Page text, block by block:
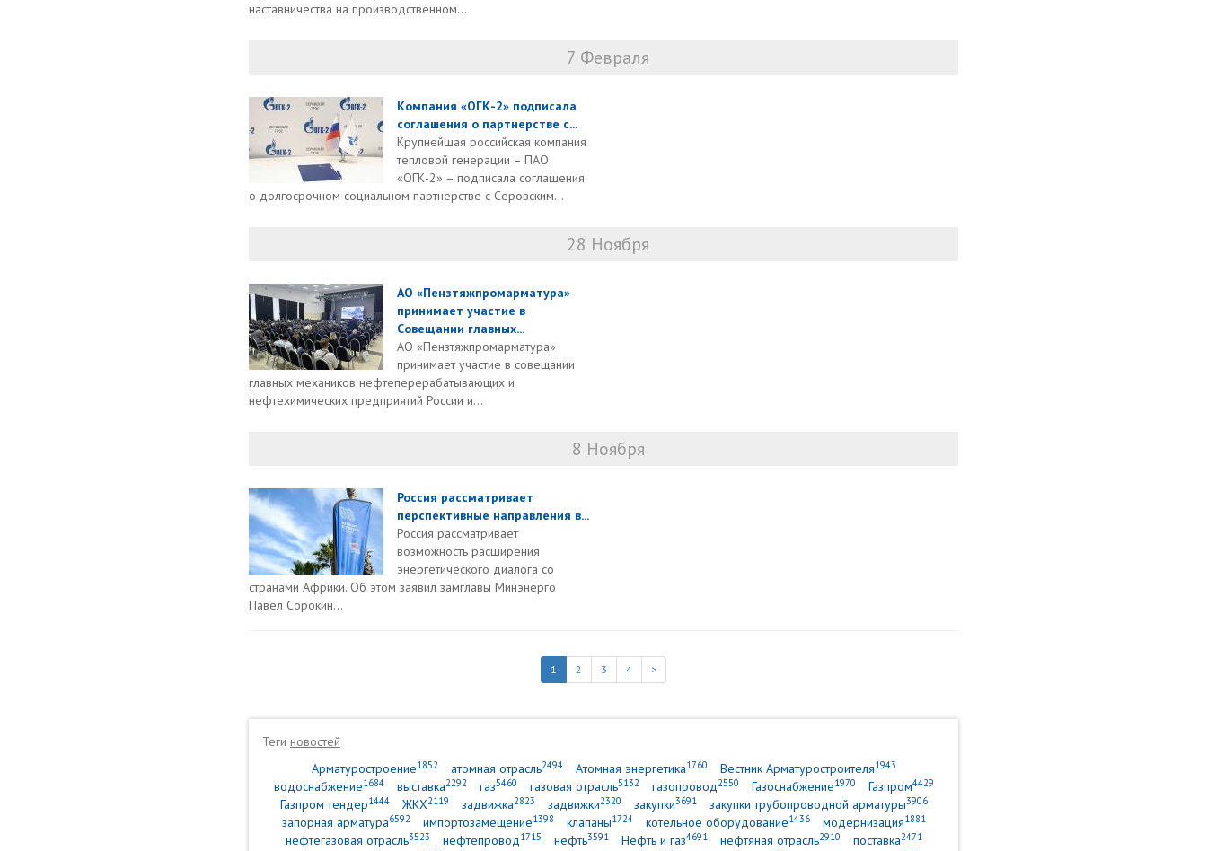
наставничества на производственном...
7 Февраля
Компания «ОГК-2» подписала
соглашения о партнерстве с...
Крупнейшая российская компания
тепловой генерации – ПАО
«ОГК-2» – подписала соглашения
о долгосрочном социальном партнерстве с Серовским...
28 Ноября
АО «Пензтяжпромарматура»
принимает участие в
Cовещании главных...
АО «Пензтяжпромарматура»
принимает участие в совещании
главных механиков нефтеперерабатывающих и
нефтехимических предприятий России и...
8 Ноября
Россия рассматривает
перспективные направления в...
Россия рассматривает
возможность расширения
энергетического диалога со
странами Африки. Об этом заявил замглавы Минэнерго
Павел Сорокин...
1 2 3 4 >
Теги новостей
Арматуростроение1852 атомная отрасль2494 Атомная энергетика1760 Вестник Арматуростроителя1943
водоснабжение1684 выставка2292 газ5460 газовая отрасль5132 газопровод2550 Газоснабжение1970 Газпром4429
Газпром тендер1444 ЖКХ2119 задвижка2823 задвижки2320 закупки3691 закупки трубопроводной арматуры3906
запорная арматура6592 импортозамещение1398 клапаны1724 котельное оборудование1436 модернизация1881
нефтегазовая отрасль3523 нефтепровод1715 нефть3591 Нефть и газ4691 нефтяная отрасль2910 поставка2471